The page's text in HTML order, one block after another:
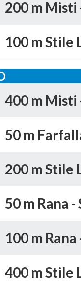
200 m Misti
100 m Stile
400 m Misti
50 m
200 m Stile
50 m Rana -
100 m Rana
400 m Stile